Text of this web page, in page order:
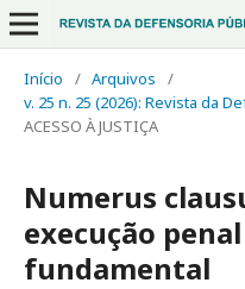
Início / Arquivos
/
v. 25 n. 25 (2026): Revista da
ACESSO À JUSTIÇA
Numerus
execução
fundamental